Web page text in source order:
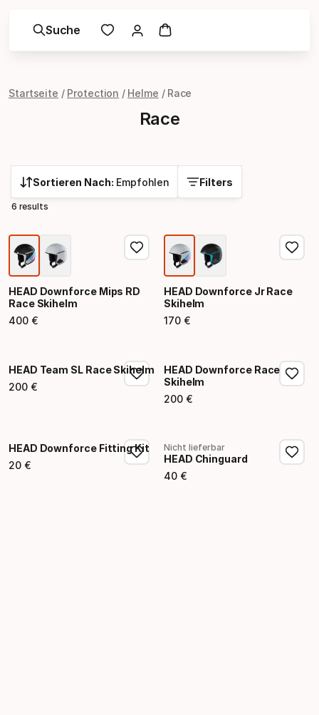
Suche
Startseite Protection Helme Race
Race
Sortieren Nach: Empfohlen Filters
6 results
HEAD Downforce Mips RD
Race Skihelm
400 €
Endpreis
HEAD Downforce Jr Race
Skihelm
170 €
Endpreis
HEAD Team SL Race Skihelm
200 €
Endpreis
HEAD Downforce Race
Skihelm
200 €
Endpreis
HEAD Downforce Fitting Kit
20 €
Endpreis
Nicht lieferbar
HEAD Chinguard
40 €
Endpreis